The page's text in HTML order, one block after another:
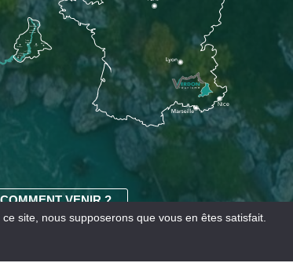
COMMENT VENIR ?
site, nous supposerons que vous en êtes satisfait.